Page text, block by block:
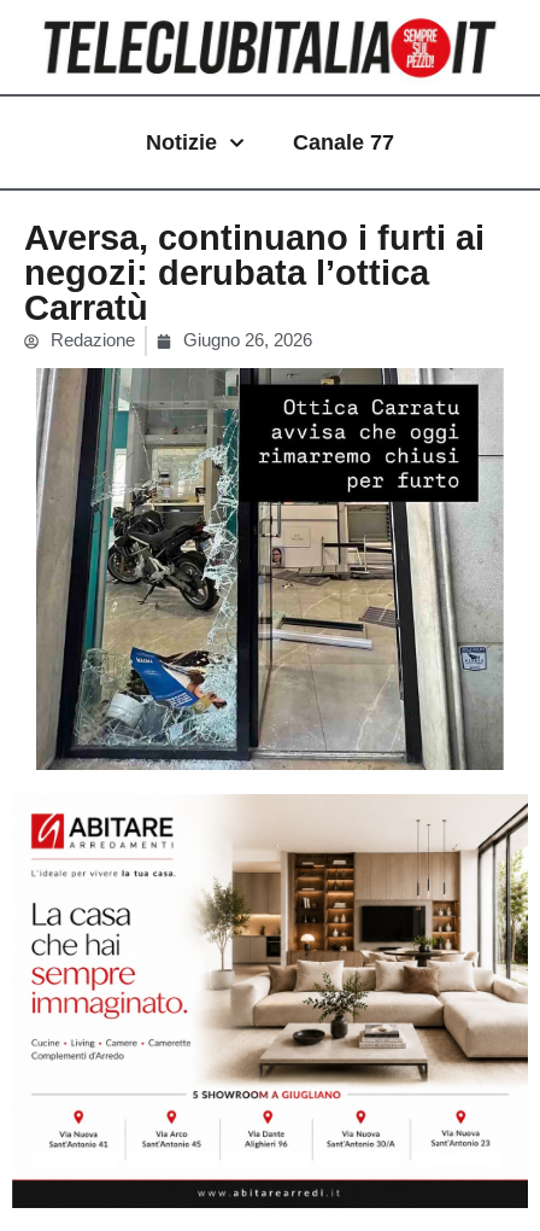
contenuto
Notizie Canale 77
Aversa, continuano i furti ai
negozi: derubata l’ottica
Carratù
Redazione Giugno 26, 2026